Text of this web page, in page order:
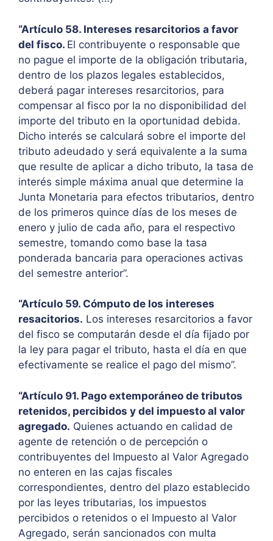
“Artículo 58. Intereses resarcitorios a favor
del fisco. El contribuyente o responsable que
no pague el importe de la obligación tributaria,
dentro de los plazos legales establecidos,
deberá pagar intereses resarcitorios, para
compensar al fisco por la no disponibilidad del
importe del tributo en la oportunidad debida.
Dicho interés se calculará sobre el importe del
tributo adeudado y será equivalente a la suma
que resulte de aplicar a dicho tributo, la tasa de
interés simple máxima anual que determine la
Junta Monetaria para efectos tributarios, dentro
de los primeros quince días de los meses de
enero y julio de cada año, para el respectivo
semestre, tomando como base la tasa
ponderada bancaria para operaciones activas
del semestre anterior”.
“Artículo 59. Cómputo de los intereses
resacitorios. Los intereses resarcitorios a favor
del fisco se computarán desde el día fijado por
la ley para pagar el tributo, hasta el día en que
efectivamente se realice el pago del mismo”.
“Artículo 91. Pago extemporáneo de tributos
retenidos, percibidos y del impuesto al valor
agregado. Quienes actuando en calidad de
agente de retención o de percepción o
contribuyentes del Impuesto al Valor Agregado
no enteren en las cajas fiscales
correspondientes, dentro del plazo establecido
por las leyes tributarias, los impuestos
percibidos o retenidos o el Impuesto al Valor
Agregado, serán sancionados con multa